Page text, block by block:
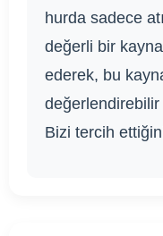
hurda sadece
değerli bir
ederek, bu
Bizi tercih